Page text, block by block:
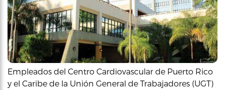
Empleados del Centro Cardiovascular de Puerto Rico
y el Caribe de la Unión General de Trabajadores (UGT)